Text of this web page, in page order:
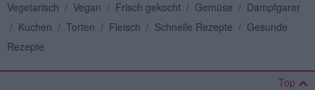
Vegetarisch / Vegan / Frisch gekocht / Gemüse / Dampfgarer
/ Kuchen / Torten / Fleisch / Schnelle Rezepte / Gesunde
Rezepte
Top